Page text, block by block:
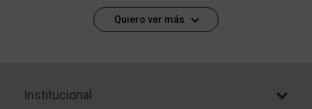
Quiero ver más
Institucional